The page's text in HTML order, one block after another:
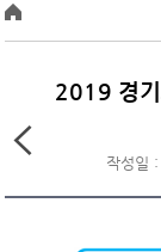
2019 경
작성일